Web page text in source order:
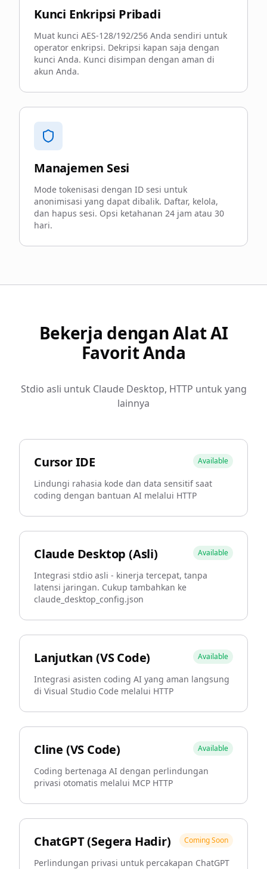
Kunci Enkripsi Pribadi
Muat kunci AES-128/192/256 Anda sendiri untuk
operator enkripsi. Dekripsi kapan saja dengan
kunci Anda. Kunci disimpan dengan aman di
akun Anda.
Manajemen Sesi
Mode tokenisasi dengan ID sesi untuk
anonimisasi yang dapat dibalik. Daftar, kelola,
dan hapus sesi. Opsi ketahanan 24 jam atau 30
hari.
Bekerja dengan Alat AI
Favorit Anda
Stdio asli untuk Claude Desktop, HTTP untuk yang
lainnya
Cursor IDE Available
Lindungi rahasia kode dan data sensitif saat
coding dengan bantuan AI melalui HTTP
Claude Desktop (Asli) Available
Integrasi stdio asli - kinerja tercepat, tanpa
latensi jaringan. Cukup tambahkan ke
claude_desktop_config.json
Lanjutkan (VS Code) Available
Integrasi asisten coding AI yang aman langsung
di Visual Studio Code melalui HTTP
Cline (VS Code) Available
Coding bertenaga AI dengan perlindungan
privasi otomatis melalui MCP HTTP
ChatGPT (Segera Hadir) Coming Soon
Perlindungan privasi untuk percakapan ChatGPT